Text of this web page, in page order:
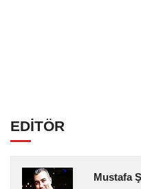
EDİTÖR
Mustafa